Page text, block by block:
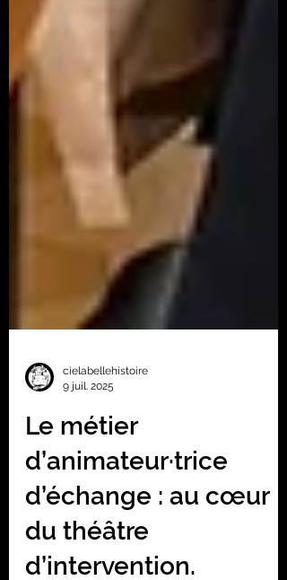
cielabellehistoire
9 juil. 2025
Le métier
d’animateur·trice
d’échange : au cœur